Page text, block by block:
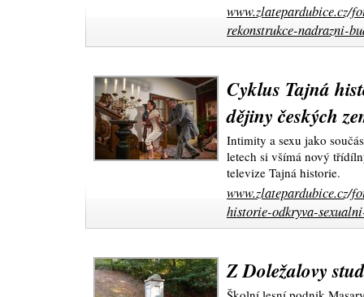
www.zlatepardubice.cz/
rekonstrukce-nadrazni-
Cyklus Tajná
dějiny českých
Intimity a sexu jako
letech si všímá nový
televize Tajná historie.
www.zlatepardubice.cz/
historie-odkryva-
Z Doležalovy